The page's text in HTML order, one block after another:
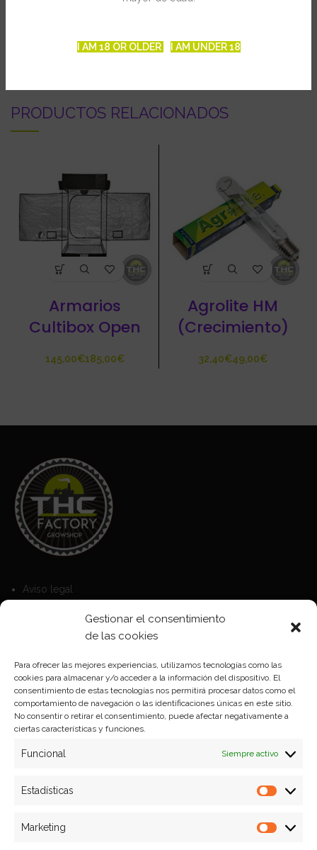
I AM 18 OR OLDER I AM UNDER 18
Gestionar el consentimiento
de las cookies
Para ofrecer las mejores experiencias, utilizamos tecnologías como las
cookies para almacenar y/o acceder a la información del dispositivo. El
consentimiento de estas tecnologías nos permitirá procesar datos como el
comportamiento de navegación o las identificaciones únicas en este sitio.
No consentir o retirar el consentimiento, puede afectar negativamente a
ciertas características y funciones.
Funcional Siempre activo
Estadísticas
Marketing
INFORMACIÓN ADICIONAL
PRODUCTOS RELACIONADOS
Armarios
Cultibox Open
€ €
Agrolite HM
(Crecimiento)
€ €
Aviso legal
Política de privacidad
Formas de pago
Plazos y condiciones de envio
Politica de devoluciones